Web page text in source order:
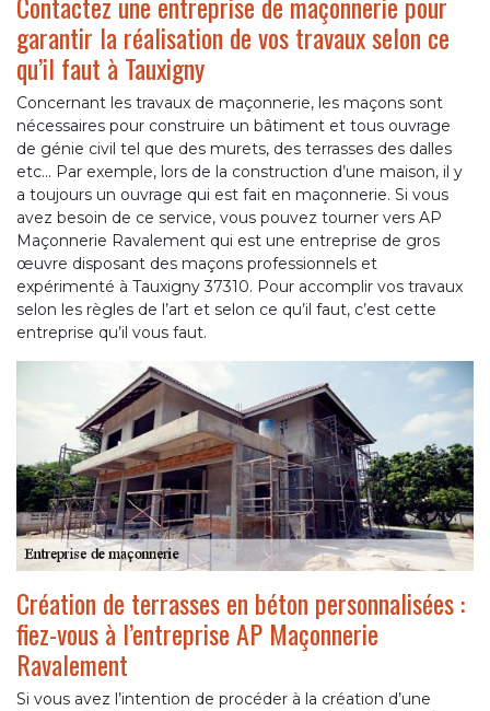
garantir la réalisation de vos travaux selon ce
qu’il faut à Tauxigny
Concernant les travaux de maçonnerie, les maçons sont
nécessaires pour construire un bâtiment et tous ouvrage
de génie civil tel que des murets, des terrasses des dalles
etc... Par exemple, lors de la construction d’une maison, il y
a toujours un ouvrage qui est fait en maçonnerie. Si vous
avez besoin de ce service, vous pouvez tourner vers AP
Maçonnerie Ravalement qui est une entreprise de gros
œuvre disposant des maçons professionnels et
expérimenté à Tauxigny 37310. Pour accomplir vos travaux
selon les règles de l’art et selon ce qu’il faut, c’est cette
entreprise qu’il vous faut.
Création de terrasses en béton personnalisées :
fiez-vous à l’entreprise AP Maçonnerie
Ravalement
Si vous avez l’intention de procéder à la création d’une